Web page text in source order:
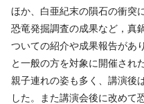
ほか、白亜紀末の隕石の衝突
恐竜発掘調査の成果など，真
ついての紹介や成果報告があ
と一般の方を対象に開催され
親子連れの姿も多く、講演後
した。また講演会後に改めて